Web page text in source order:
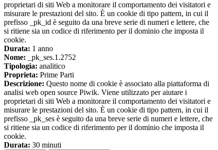
proprietari di siti Web a monitorare il comportamento dei visitatori e
misurare le prestazioni del sito. È un cookie di tipo pattern, in cui il
prefisso _pk_id è seguito da una breve serie di numeri e lettere, che
si ritiene sia un codice di riferimento per il dominio che imposta il
cookie.
Durata: 1 anno
Nome: _pk_ses.1.2752
Tipologia: analitico
Proprieta: Prime Parti
Descrizione: Questo nome di cookie è associato alla piattaforma di
analisi web open source Piwik. Viene utilizzato per aiutare i
proprietari di siti Web a monitorare il comportamento dei visitatori e
misurare le prestazioni del sito. È un cookie di tipo pattern, in cui il
prefisso _pk_ses è seguito da una breve serie di numeri e lettere, che
si ritiene sia un codice di riferimento per il dominio che imposta il
cookie.
Durata: 30 minuti